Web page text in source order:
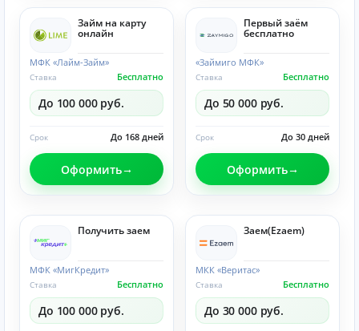
Займ на карту
онлайн
МФК «Лайм-Займ»
Бесплатно
Ставка
До 100 000 руб.
До 168 дней
Срок
Оформить
Первый заём
бесплатно
«Займиго МФК»
Бесплатно
Ставка
До 50 000 руб.
До 30 дней
Срок
Оформить
Получить заем
МФК «МигКредит»
Бесплатно
Ставка
До 100 000 руб.
Заем(Ezaem)
МКК «Веритас»
Бесплатно
Ставка
До 30 000 руб.